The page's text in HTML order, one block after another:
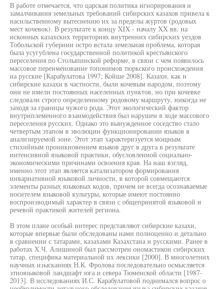
В работе отмечается, что царская политика игнорирования и
замалчивания земельных требований сибирских казахов привела к
насильственному вытеснению их за пределы журтов (родовых
мест кочевок). В результате к концу XIX - началу XX вв. на
исконных казахских территориях внутренних сибирских уездов
Тобольской губернии остро встала земельная проблема, которая
была усугублена государственной политикой крестьянского
переселения по Столыпинской реформе, в связи с чем появилось
массовое переименование топонимов тюркского происхождения
на русские [Карабулатова 1997; Койше 2008]. Казахи, как и
сибирские казахи в частности, были кочевым народом, поэтому
они не имели постоянных населенных пунктов, но при кочевке
следовали строго определенному родовому маршруту, никогда не
заходя за границы чужого рода. Этот экологический фактор
внутриплеменного взаимодействия был нарушен в ходе массового
переселения русских. Однако это вынужденное соседство стало
четвертым этапом в эволюции функционировании языков в
анализируемой зоне. Этот этап характеризуется мощным
стихийным проникновением языков друг в друга в результате
интенсивной языковой практики, обусловленной социально-
экономическими причинами освоения края. На наш взгляд,
именно этот этап является катализатором формирования
инвариативной языковой личности, в которой совмещаются
элементы разных языковых кодов, причем не всегда осознаваемые
носителем языковой культуры, которые имеют постоянно
воспроизводимый характер в связи с общепринятой языковой и
речевой практикой жителей региона.
В этом плане особый интерес представляют сибирские казахи,
которые впервые были обследованы нами полноценно и детально
в сравнении с татарами, казахами Казахстана и русскими. Ранее в
работах Х.Ч. Алишиной был рассмотрен ономастикон сибирских
татар, специфика материальной их лексики [2000]. В многолетних
научных изысканиях Н.К. Фролова последовательно осмысляется
этноязыковой ландшафт юга и севера Тюменской области [1987-
2013]. В исследованиях И.С. Карабулатовой поднимался вопрос о